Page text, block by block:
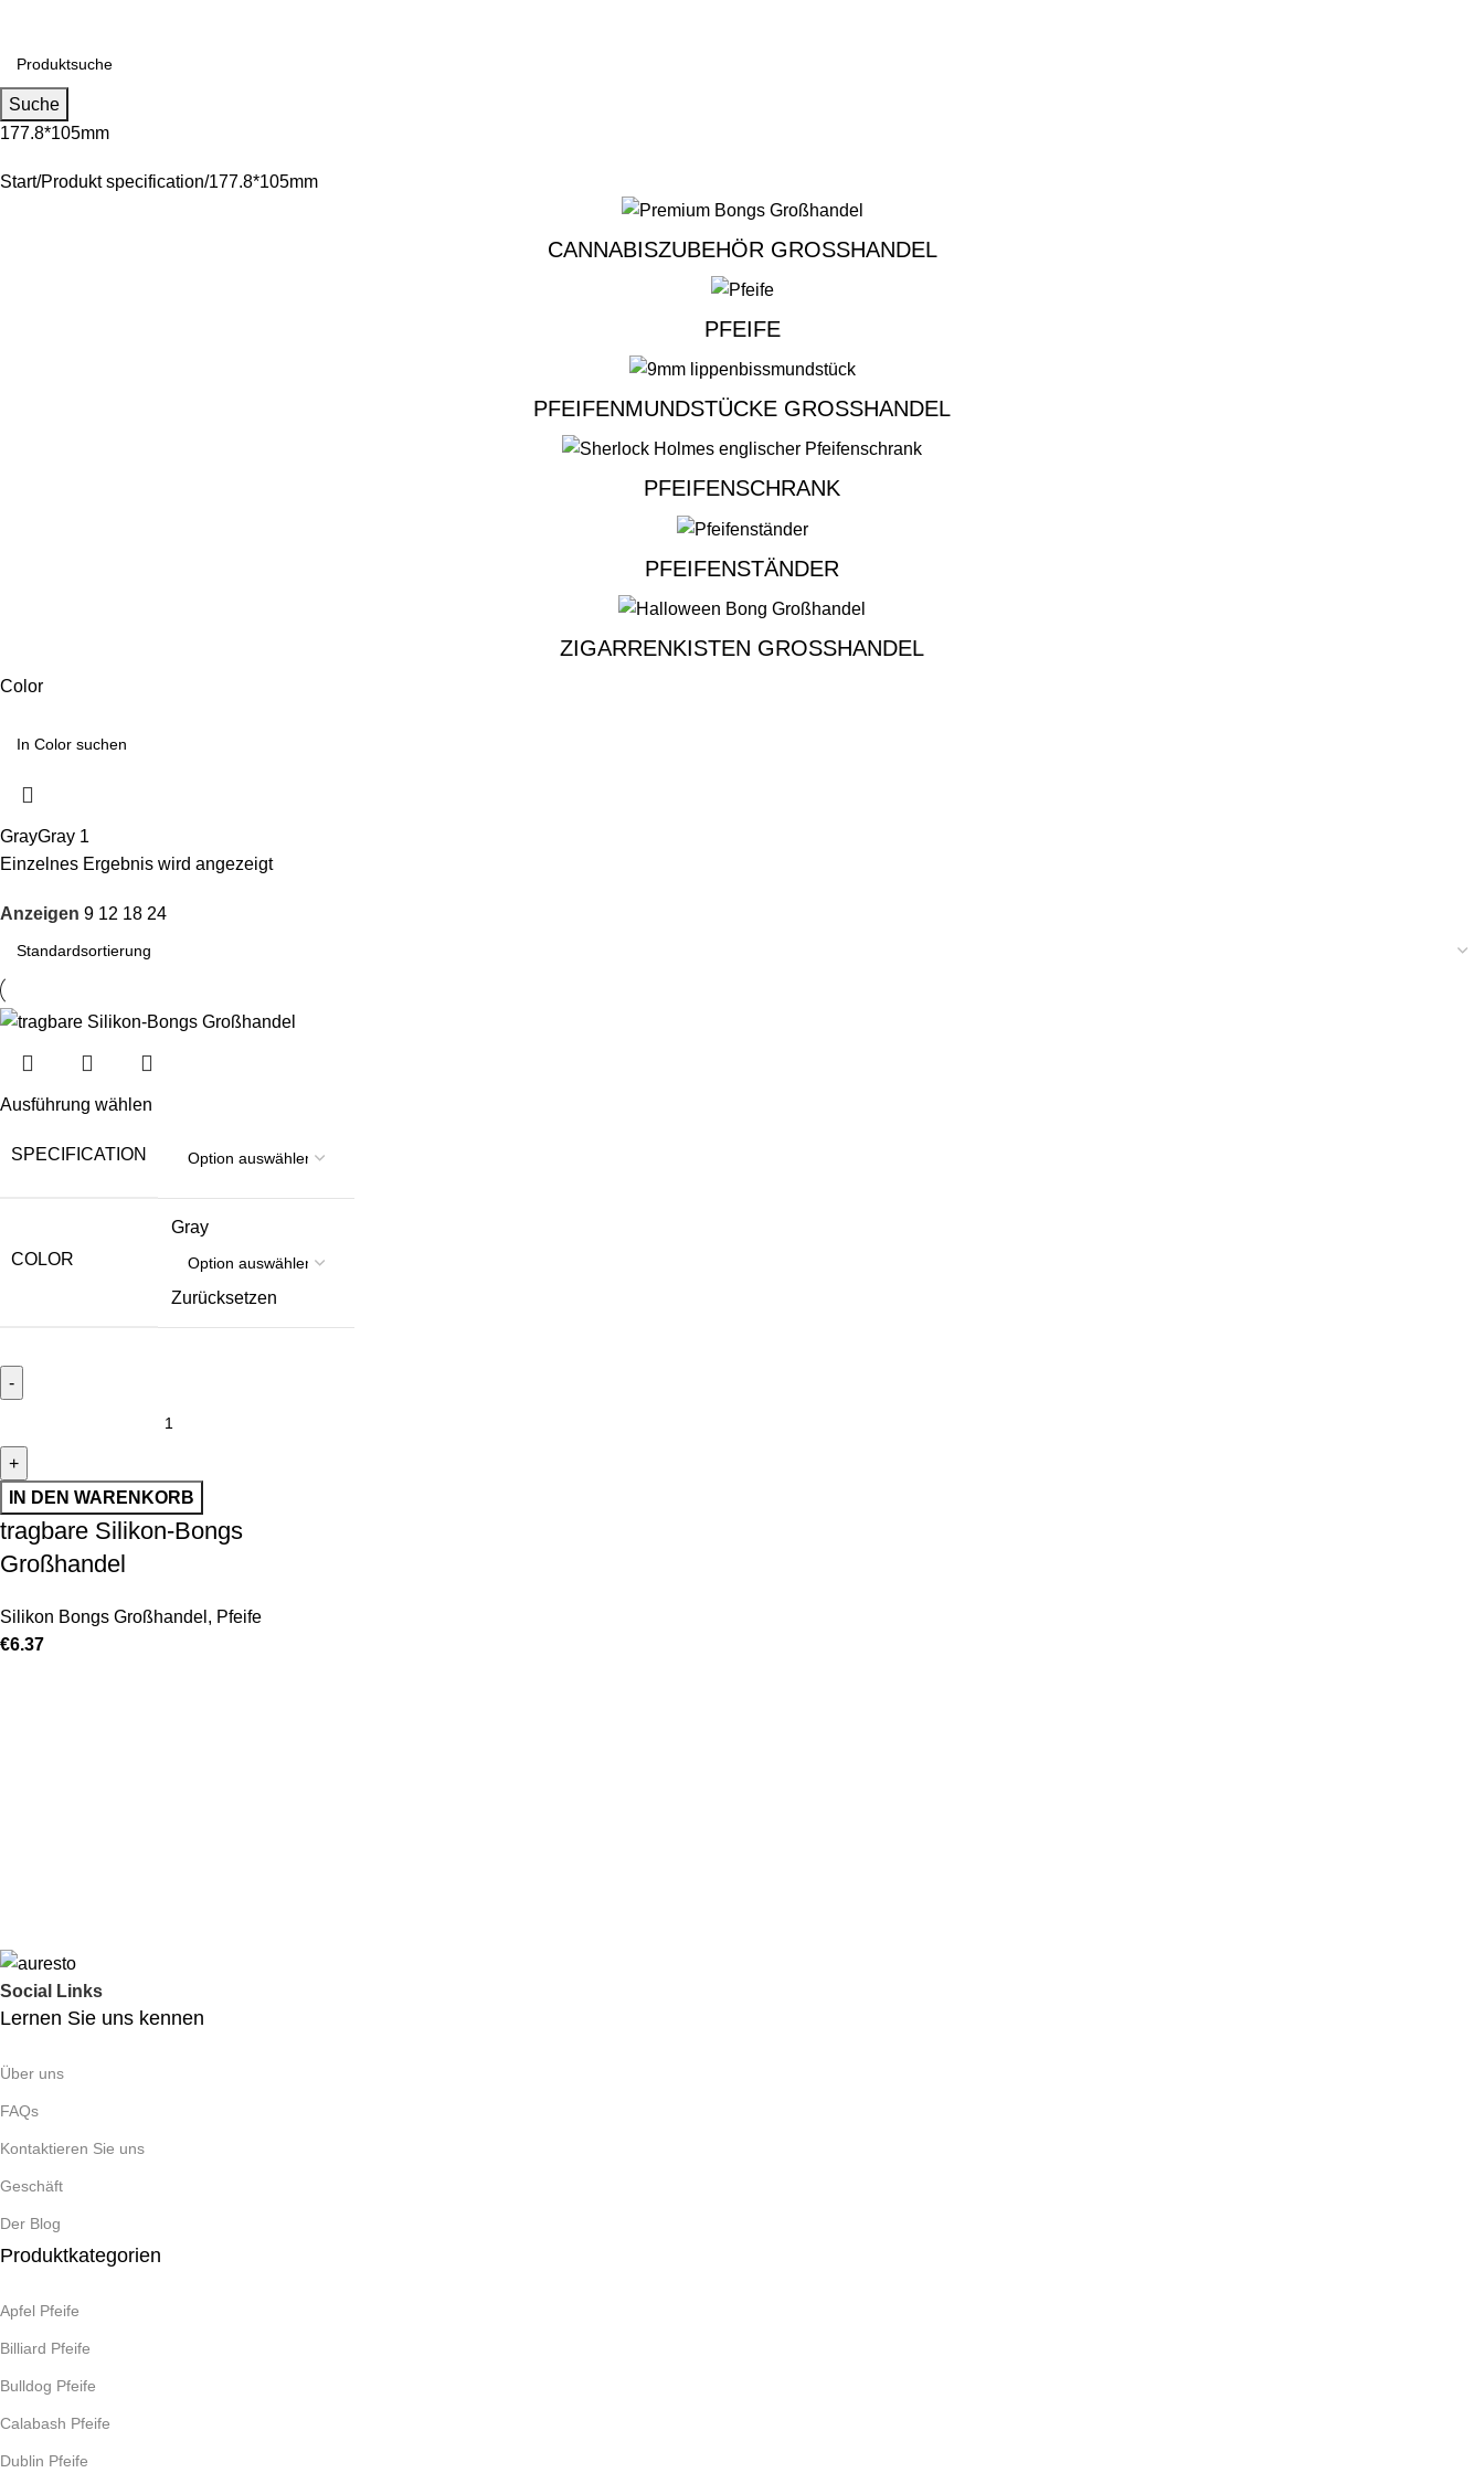
Suche
177.8*105mm
Start Produkt specification 177.8*105mm
CANNABISZUBEHÖR GROSSHANDEL
PFEIFE
PFEIFENMUNDSTÜCKE GROSSHANDEL
PFEIFENSCHRANK
PFEIFENSTÄNDER
ZIGARRENKISTEN GROSSHANDEL
Color
GrayGray 1
Einzelnes Ergebnis wird angezeigt
Anzeigen 9 12 18 24
Ausführung wählen
SPECIFICATION
COLOR
Gray
Zurücksetzen
IN DEN WARENKORB
tragbare Silikon-Bongs
Großhandel
Silikon Bongs Großhandel , Pfeife
€6.37
Social Links
Lernen Sie uns kennen
Über uns
FAQs
Kontaktieren Sie uns
Geschäft
Der Blog
Produktkategorien
Apfel Pfeife
Billiard Pfeife
Bulldog Pfeife
Calabash Pfeife
Dublin Pfeife